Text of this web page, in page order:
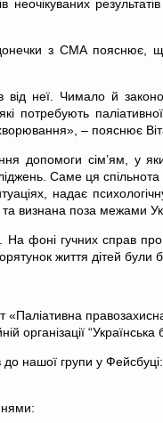
з СМА пояснює,
від неї. Чимало й
потребують
– пояснює
допомоги сім’ям, у
Саме ця
надає
визнана поза межами
На фоні гучних справ
життя дітей були
«Паліативна
організації
до нашої групи у Фейсбуці: